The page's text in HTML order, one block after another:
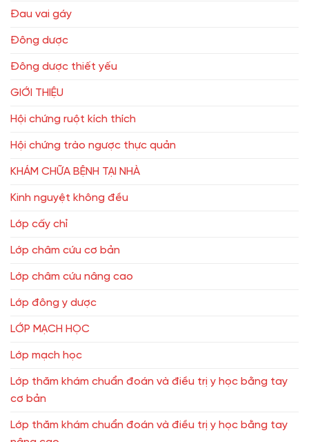
Đau vai gáy
Đông dược
Đông dược thiết yếu
GIỚI THIỆU
Hội chứng ruột kích thích
Hội chứng trào ngược thực quản
KHÁM CHỮA BỆNH TẠI NHÀ
Kinh nguyệt không đều
Lớp cấy chỉ
Lớp châm cứu cơ bản
Lớp châm cứu nâng cao
Lớp đông y dược
LỚP MẠCH HỌC
Lớp mạch học
Lớp thăm khám chuẩn đoán và điều trị y học bằng tay
cơ bản
Lớp thăm khám chuẩn đoán và điều trị y học bằng tay